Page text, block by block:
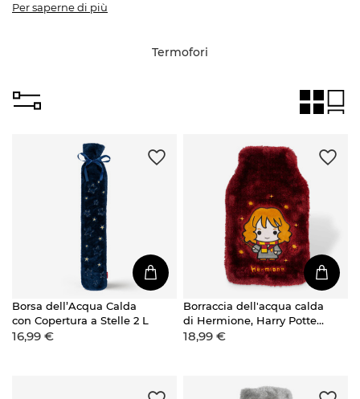
Per saperne di più
Termofori
Borsa dell’Acqua Calda
con Copertura a Stelle 2 L
16,99 €
Borraccia dell'acqua calda
di Hermione, Harry Potter
Originale, concessa in
18,99 €